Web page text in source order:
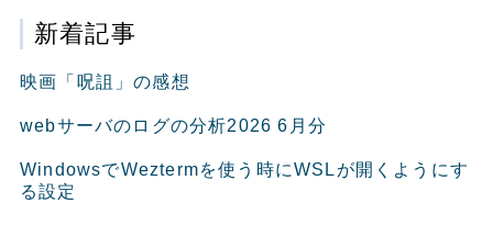
新着記事
映画「呪詛」の感想
webサーバのログの分析2026 6月分
WindowsでWeztermを使う時にWSLが開くようにす
る設定